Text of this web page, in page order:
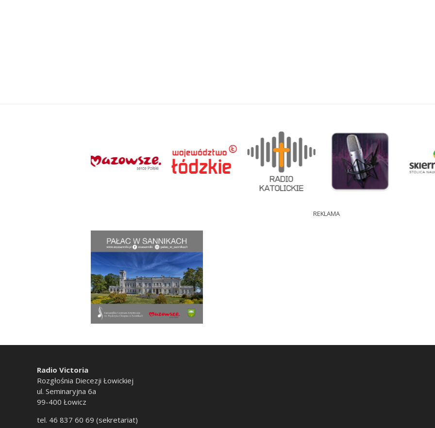
REKLAMA
Radio Victoria
Rozgłośnia Diecezji Łowickiej
ul. Seminaryjna 6a
99-400 Łowicz
tel. 46 837 60 69 (sekretariat)